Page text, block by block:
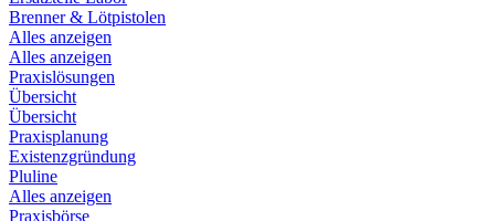
Brenner & Lötpistolen
Alles anzeigen
Alles anzeigen
Praxislösungen
Übersicht
Übersicht
Praxisplanung
Existenzgründung
Pluline
Alles anzeigen
Praxisbörse